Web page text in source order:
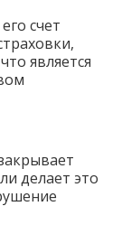
счет
является
делает это